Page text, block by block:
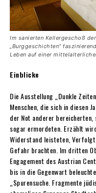
Im sanierten Kellergeschoß
„Burggeschichten“
Leben auf einer
Einblicke
Die Ausstellung „Dunkle
Menschen, die sich in diesen
der Not anderer
sogar ermordeten. Erzählt
Widerstand leisteten,
Gefahr brachten. Im dritten
Engagement des Austrian
bis in die Gegenwart
„Spurensuche. Fragmente